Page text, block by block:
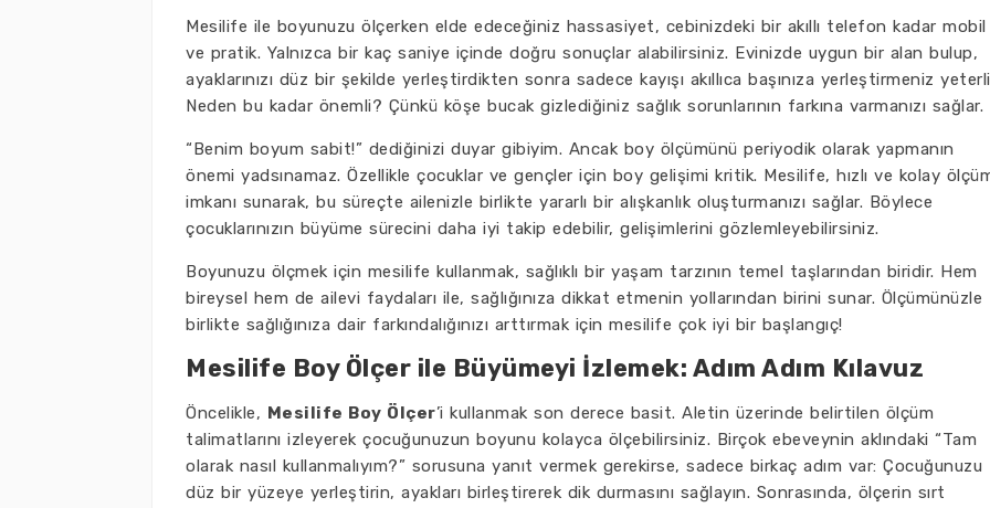
Mesilife ile boyunuzu ölçerken elde edeceğiniz hassasiyet, cebinizdeki bir akıllı telefon kadar mobil
ve pratik. Yalnızca bir kaç saniye içinde doğru sonuçlar alabilirsiniz. Evinizde uygun bir alan bulup,
ayaklarınızı düz bir şekilde yerleştirdikten sonra sadece kayışı akıllıca başınıza yerleştirmeniz
Neden bu kadar önemli? Çünkü köşe bucak gizlediğiniz sağlık sorunlarının farkına varmanızı sağlar.
“Benim boyum sabit!” dediğinizi duyar gibiyim. Ancak boy ölçümünü periyodik olarak yapmanın
önemi yadsınamaz. Özellikle çocuklar ve gençler için boy gelişimi kritik. Mesilife, hızlı ve kolay
imkanı sunarak, bu süreçte ailenizle birlikte yararlı bir alışkanlık oluşturmanızı sağlar. Böylece
çocuklarınızın büyüme sürecini daha iyi takip edebilir, gelişimlerini gözlemleyebilirsiniz.
Boyunuzu ölçmek için mesilife kullanmak, sağlıklı bir yaşam tarzının temel taşlarından biridir. Hem
bireysel hem de ailevi faydaları ile, sağlığınıza dikkat etmenin yollarından birini sunar. Ölçümünüzle
birlikte sağlığınıza dair farkındalığınızı arttırmak için mesilife çok iyi bir başlangıç!
Mesilife Boy Ölçer ile Büyümeyi İzlemek: Adım Adım Kılavuz
Öncelikle, Mesilife Boy Ölçer’i kullanmak son derece basit. Aletin üzerinde belirtilen ölçüm
talimatlarını izleyerek çocuğunuzun boyunu kolayca ölçebilirsiniz. Birçok ebeveynin aklındaki “Tam
olarak nasıl kullanmalıyım?” sorusuna yanıt vermek gerekirse, sadece birkaç adım var: Çocuğunuzu
düz bir yüzeye yerleştirin, ayakları birleştirerek dik durmasını sağlayın. Sonrasında, ölçerin sırt